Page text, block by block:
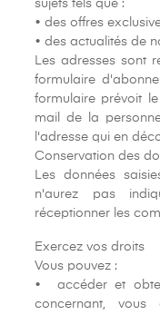
sujets tels que :
• des offres
• des actualités de
Les adresses sont
formulaire
formulaire prévoit
mail de la
l'adresse qui en
Conservation des
Les données
n'aurez pas
réceptionner les
Exercez vos droits
Vous pouvez :
• accéder et
concernant,